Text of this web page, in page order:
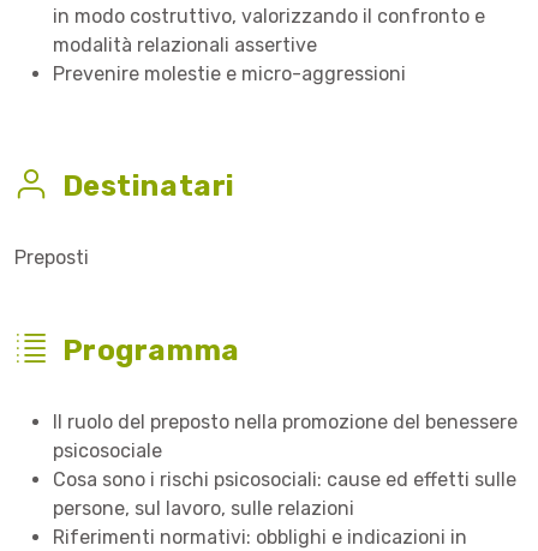
in modo costruttivo, valorizzando il confronto e
modalità relazionali assertive
Prevenire molestie e micro-aggressioni
Destinatari
Preposti
Programma
Il ruolo del preposto nella promozione del benessere
psicosociale
Cosa sono i rischi psicosociali: cause ed effetti sulle
persone, sul lavoro, sulle relazioni
Riferimenti normativi: obblighi e indicazioni in